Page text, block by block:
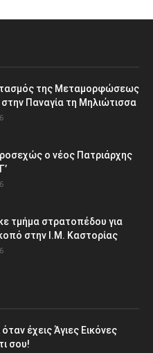
της Μεταμορφώσεως
Παναγία τη Μηλιώτισσα
ο νέος Πατριάρχης
τμήμα στρατοπέδου για
στην Ι.Μ. Καστορίας
όταν έχεις Άγιες Εικόνες
σου!